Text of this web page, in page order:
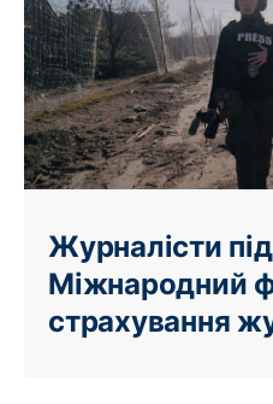
Журналісти
Міжнародний
страхування